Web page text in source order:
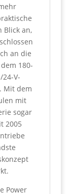
Blick an,
an die
180-
V-
Mit dem
mit
sogar
2005
Power